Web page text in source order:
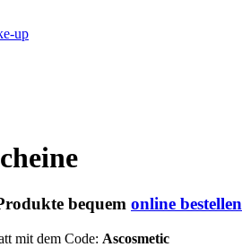
up
bequem online bestellen
mit dem Code: Ascosmetic